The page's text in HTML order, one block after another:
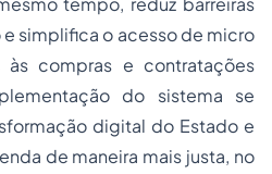
simplifica o acesso de micro
às compras e contratações
do sistema se
digital do Estado e
de maneira mais justa, no